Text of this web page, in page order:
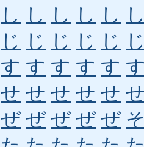
し し し し し
じ じ じ じ じ
す す す す す
せ せ せ せ せ
ぜ ぜ ぜ ぜ ぜ